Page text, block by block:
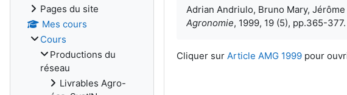
Adrian Andriulo, Bruno Mary,
Agronomie, 1999, 19 (5), pp.365-377.
Cliquer sur Article AMG 1999pour
Pages du site
Mes cours
Cours
Productions du
réseau
Livrables Agro-